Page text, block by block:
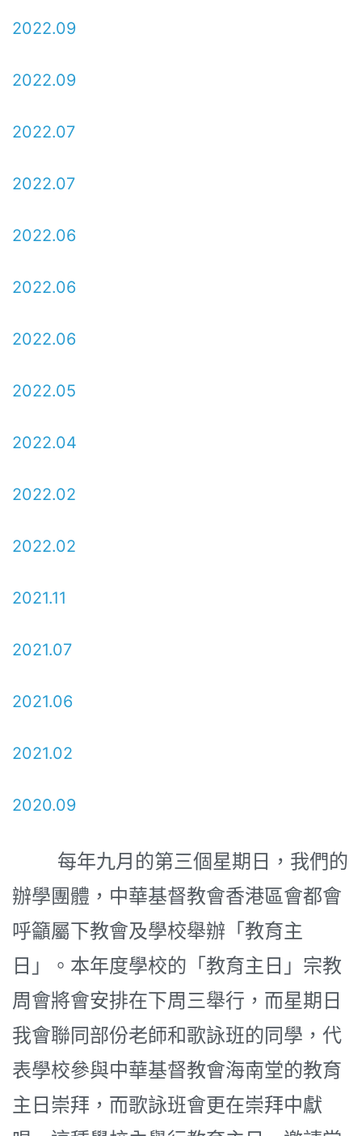
2022.09
2022.09
2022.07
2022.07
2022.06
2022.06
2022.06
2022.05
2022.04
2022.02
2022.02
2021.11
2021.07
2021.06
2021.02
2020.09
每年九月的第三個星期日，我們的
辦學團體，中華基督教會香港區會都會
呼籲屬下教會及學校舉辦「教育主
日」。本年度學校的「教育主日」宗教
周會將會安排在下周三舉行，而星期日
我會聯同部份老師和歌詠班的同學，代
表學校參與中華基督教會海南堂的教育
主日崇拜，而歌詠班會更在崇拜中獻